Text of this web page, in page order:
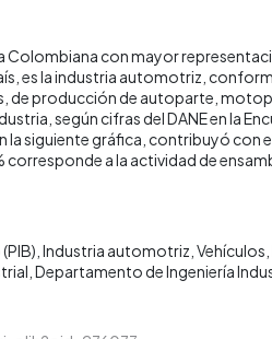
Colombiana con mayor
es la industria automotriz,
de producción de autoparte,
según cifras del DANE en la
la siguiente gráfica, contribuyó con
corresponde a la actividad de
Industria automotriz Vehículos
Departamento de Ingeniería